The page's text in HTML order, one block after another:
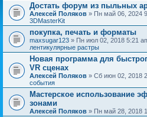
Достать форум из пыльных
Алексей Поляков » Пн май 06, 2024
3DMasterKit
покупка, печать и форматы
maxsugar123 » Пн июл 02, 2018 5:21
лентикулярные растры
Новая программа для
VR сценах
Алексей Поляков » Сб июн 02, 2018
события
Мастерское использование
зонами
Алексей Поляков » Пн май 28, 2018